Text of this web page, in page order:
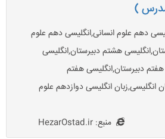
)
دهم علوم انسانی,انگلیسی دهم علوم
هشتم دبیرستان,انگلیسی
دبیرستان,انگلیسی هفتم
انگلیسی,زبان انگلیسی دوازدهم علوم
منبع: HezarOstad.ir